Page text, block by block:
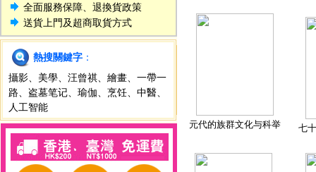
全面服務保障、退換貨政策
送貨上門及超商取貨方式
熱搜關鍵字 ：
攝影
美學 汪曾祺 繪畫
一帶一
路
盗墓笔记 瑜伽 烹饪 中醫
人工智能
元代的族群文化与科举 七